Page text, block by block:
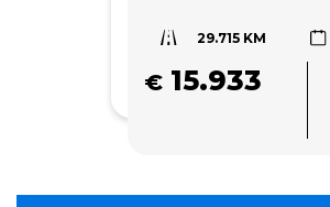
29.715 KM
€ 15.933